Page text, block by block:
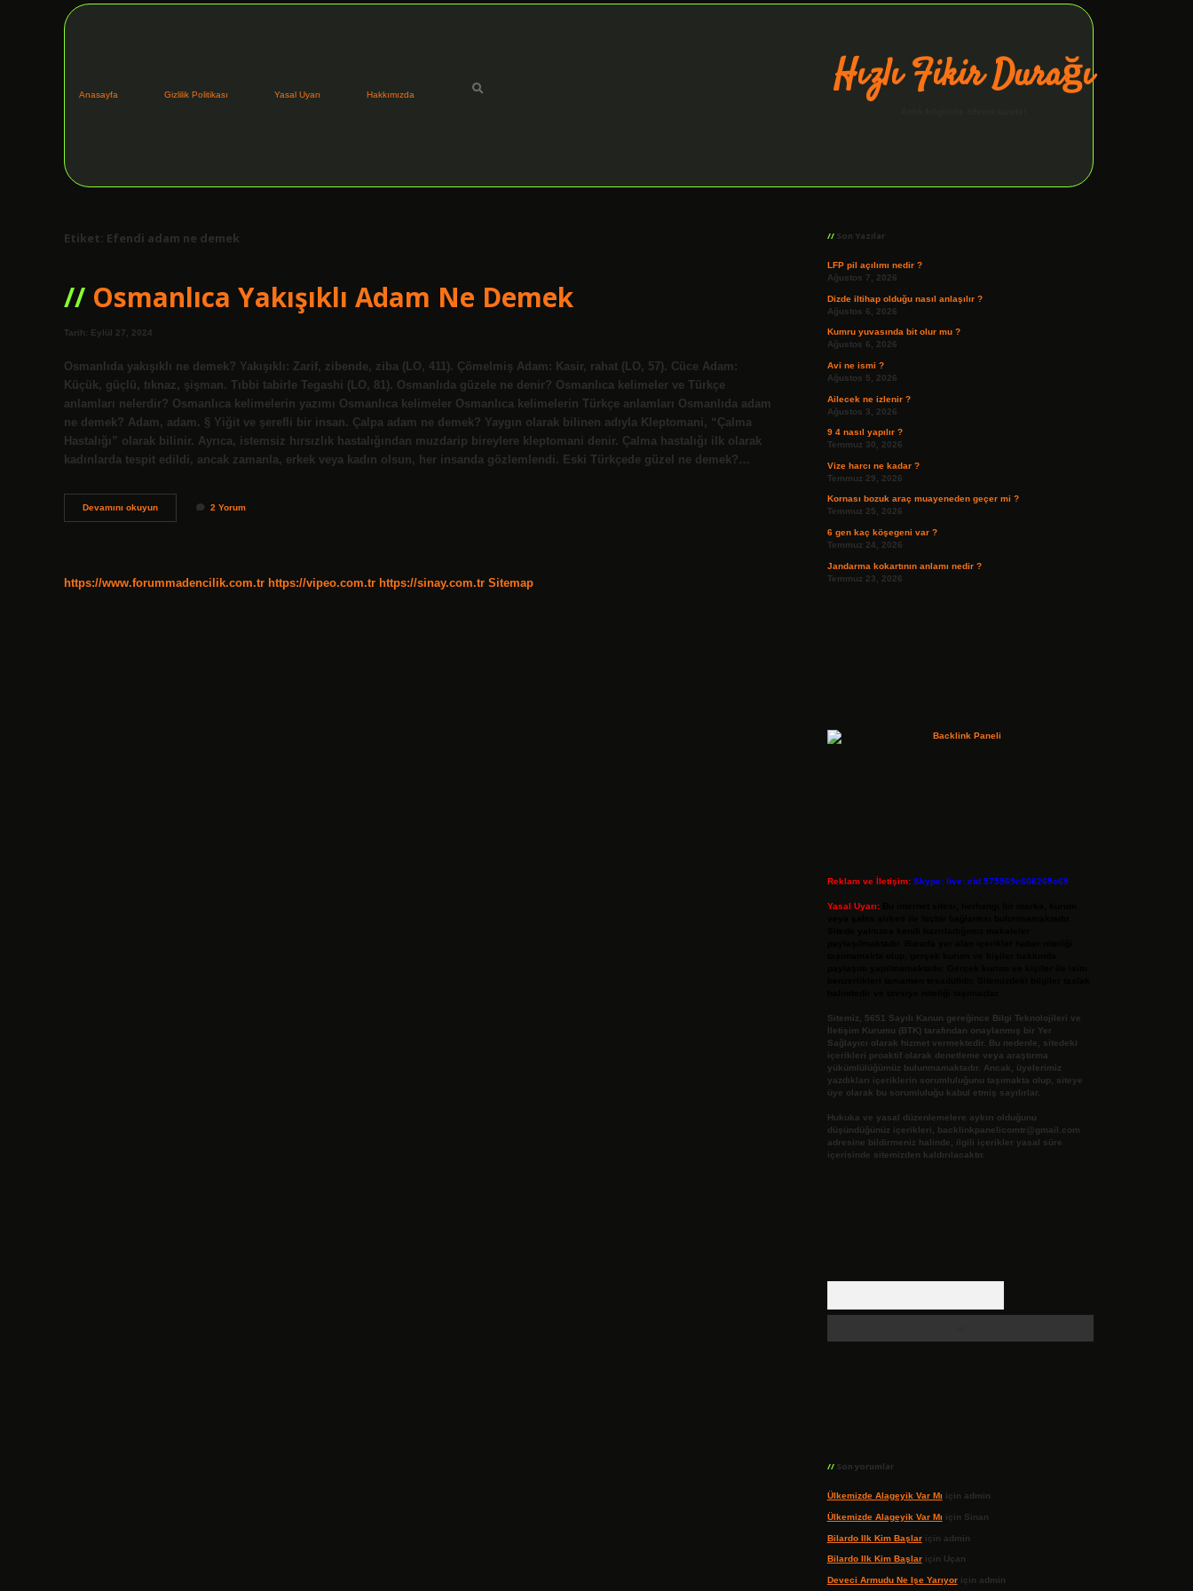
Anasayfa Gizlilik Politikası Yasal Uyarı Hakkımızda Hızlı Fikir Durağı
Etiket: Efendi adam ne demek
Osmanlıca Yakışıklı Adam Ne Demek
Tarih: Eylül 27, 2024
Osmanlıda yakışıklı ne demek? Yakışıklı: Zarif, zibende, ziba (LO, 411). Çömelmiş Adam: Kasir, rahat (LO, 57). Cüce Adam:
Küçük, güçlü, tıknaz, şişman. Tıbbi tabirle Tegashi (LO, 81). Osmanlıda güzele ne denir? Osmanlıca kelimeler ve Türkçe
anlamları nelerdir? Osmanlıca kelimelerin yazımı Osmanlıca kelimeler Osmanlıca kelimelerin Türkçe anlamları Osmanlıda adam
ne demek? Adam, adam. § Yiğit ve şerefli bir insan. Çalpa adam ne demek? Yaygın olarak bilinen adıyla Kleptomani, “Çalma
Hastalığı” olarak bilinir. Ayrıca, istemsiz hırsızlık hastalığından muzdarip bireylere kleptomani denir. Çalma hastalığı ilk olarak
kadınlarda tespit edildi, ancak zamanla, erkek veya kadın olsun, her insanda gözlemlendi. Eski Türkçede güzel ne demek?…
Devamını okuyunOsmanlıca
Yakışıklı
2 Yorum
https://www.forummadencilik.com.tr https://vipeo.com.tr https://sinay.com.tr Sitemap
Son Yazılar
LFP pil açılımı nedir ?
Ağustos 7, 2026
Dizde iltihap olduğu nasıl anlaşılır ?
Ağustos 6, 2026
Kumru yuvasında bit olur mu ?
Ağustos 6, 2026
Avi ne ismi ?
Ağustos 5, 2026
Ailecek ne izlenir ?
Ağustos 3, 2026
9 4 nasıl yapılır ?
Temmuz 30, 2026
Vize harcı ne kadar ?
Temmuz 29, 2026
Kornası bozuk araç muayeneden geçer mi ?
Temmuz 25, 2026
6 gen kaç köşegeni var ?
Temmuz 24, 2026
Jandarma kokartının anlamı nedir ?
Temmuz 23, 2026
Reklam ve İletişim: Skype: live:.cid.575569c608265c69
Yasal Uyarı:
Sitemiz, 5651 Sayılı Kanun gereğince Bilgi Teknolojileri ve
İletişim Kurumu (BTK) tarafından onaylanmış bir Yer
Sağlayıcı olarak hizmet vermektedir. Bu nedenle, sitedeki
içerikleri proaktif olarak denetleme veya araştırma
yükümlülüğümüz bulunmamaktadır. Ancak, üyelerimiz
yazdıkları içeriklerin sorumluluğunu taşımakta olup, siteye
üye olarak bu sorumluluğu kabul etmiş sayılırlar.
Hukuka ve yasal düzenlemelere aykırı olduğunu
düşündüğünüz içerikleri,
backlinkpanelicomtr@gmail.com
adresine bildirmeniz halinde, ilgili içerikler yasal süre
içerisinde sitemizden kaldırılacaktır.
Son yorumlar
Ülkemizde Alageyik Var Mı için admin
Ülkemizde Alageyik Var Mı için Sinan
Bilardo Ilk Kim Başlariçin admin
Bilardo Ilk Kim Başlariçin Uçan
Deveci Armudu Ne Işe Yarıyoriçin admin